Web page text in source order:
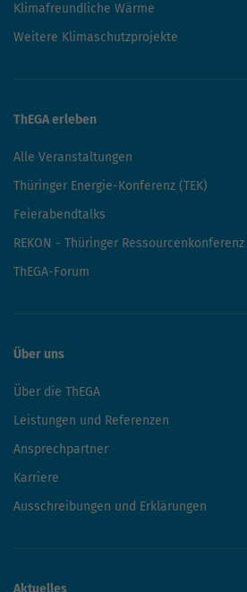
Klimafreundliche Wärme
Weitere Klimaschutzprojekte
ThEGA erleben
Alle Veranstaltungen
Thüringer Energie-Konferenz (TEK)
Feierabendtalks
REKON - Thüringer Ressourcenkonferenz
ThEGA-Forum
Über uns
Über die ThEGA
Leistungen und Referenzen
Ansprechpartner
Karriere
Ausschreibungen und Erklärungen